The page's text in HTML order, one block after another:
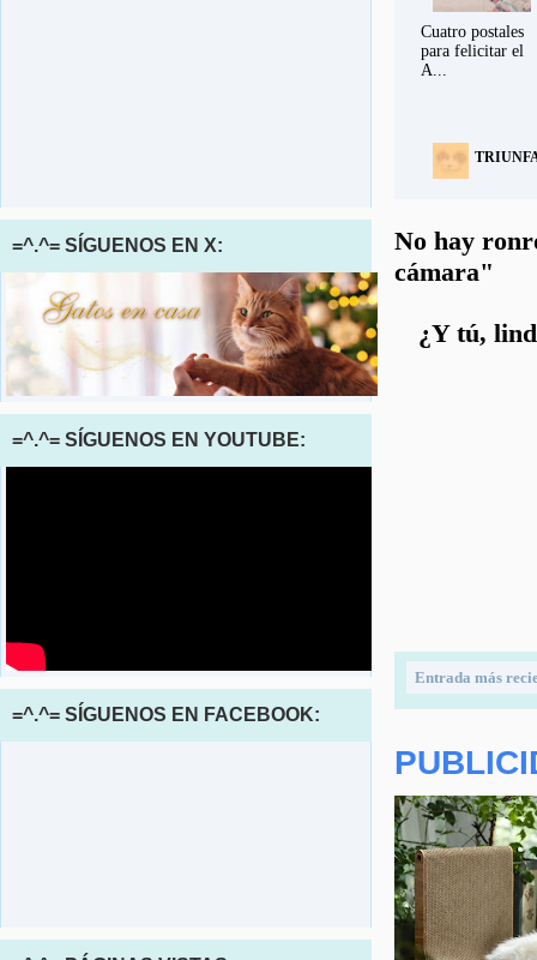
Cuatro postales
para felicitar el
A...
No hay
cámara"
¿Y tú,
Entrada más
=^.^= SÍGUENOS EN X:
=^.^= SÍGUENOS EN YOUTUBE:
=^.^= SÍGUENOS EN FACEBOOK: